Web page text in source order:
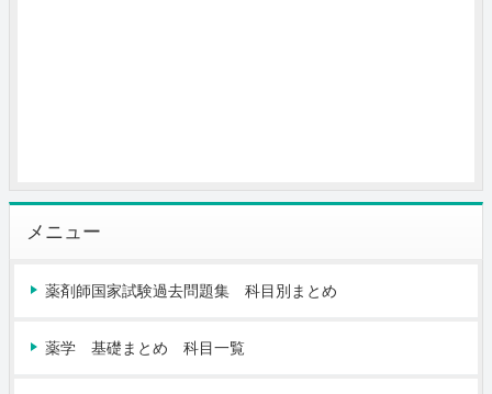
メニュー
薬剤師国家試験過去問題集 科目別まとめ
薬学 基礎まとめ 科目一覧